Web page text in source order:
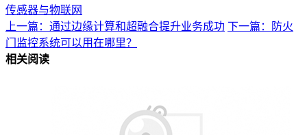
传感器与物联网
上一篇：通过边缘计算和超融合提升业务成功 下一篇：防火
门监控系统可以用在哪里？
相关阅读